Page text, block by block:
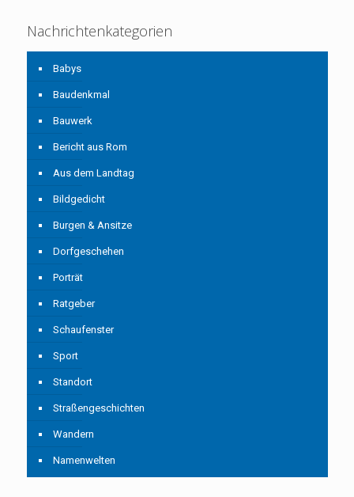
Nachrichtenkategorien
Babys
Baudenkmal
Bauwerk
Bericht aus Rom
Aus dem Landtag
Bildgedicht
Burgen & Ansitze
Dorfgeschehen
Porträt
Ratgeber
Schaufenster
Sport
Standort
Straßengeschichten
Wandern
Namenwelten